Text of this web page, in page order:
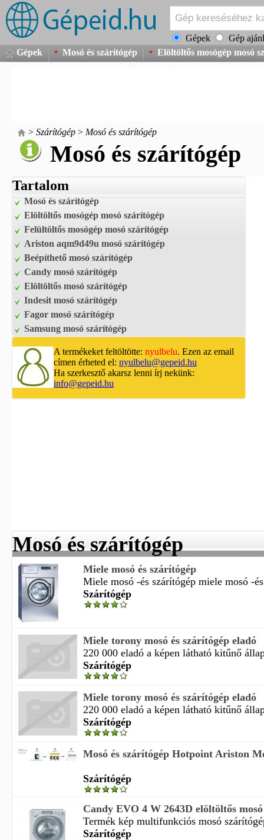
Gépek
Gép
Gépek
Mosó és szárítógép Elöltöltős mosógép mosó
> Szárítógép > Mosó és szárítógép
Mosó és szárítógép
Tartalom
Mosó és szárítógép
Elöltöltős mosógép mosó szárítógép
Felültöltős mosógép mosó szárítógép
Ariston aqm9d49u mosó szárítógép
Beépíthető mosó szárítógép
Candy mosó szárítógép
Elöltöltős mosó szárítógép
Indesit mosó szárítógép
Fagor mosó szárítógép
Samsung mosó szárítógép
A termékeket feltöltötte: nyulbelu. Ezen az email
címen érheted el: nyulbelu@gepeid.hu
Ha szerkesztő akarsz lenni írj nekünk:
info@gepeid.hu
Mosó és szárítógép
Miele mosó és szárítógép
Miele mosó -és szárítógép miele mosó -
Szárítógép
Miele torony mosó és szárítógép eladó
220 000 eladó a képen látható kitűnő
Szárítógép
Miele torony mosó és szárítógép eladó
220 000 eladó a képen látható kitűnő
Szárítógép
Mosó és szárítógép Hotpoint Ariston
Szárítógép
Candy EVO 4 W 2643D elöltöltős
Termék kép multifunkciós mosó
Szárítógép